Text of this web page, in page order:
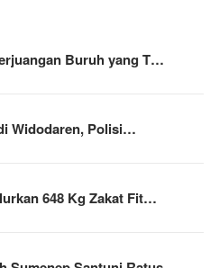
Buruh yang T…
Widodaren, Polisi…
648 Kg Zakat Fit…